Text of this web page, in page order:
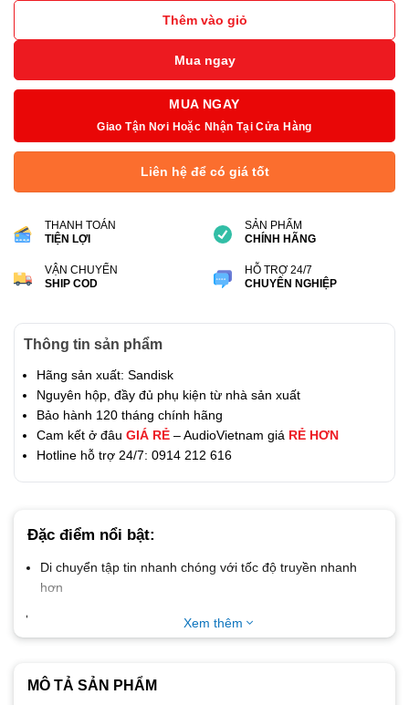
Thêm vào giỏ
Mua ngay
MUA NGAY
Giao Tận Nơi Hoặc Nhận Tại Cửa Hàng
Liên hệ để có giá tốt
THANH TOÁN
TIỆN LỢI
SẢN PHẨM
CHÍNH HÃNG
VẬN CHUYỂN
SHIP COD
HỖ TRỢ 24/7
CHUYÊN NGHIỆP
Thông tin sản phẩm
Hãng sản xuất: Sandisk
Nguyên hộp, đầy đủ phụ kiện từ nhà sản xuất
Bảo hành 120 tháng chính hãng
Cam kết ở đâu GIÁ RẺ – AudioVietnam giá RẺ HƠN
Hotline hỗ trợ 24/7: 0914 212 616
Đặc điểm nổi bật:
Di chuyển tập tin nhanh chóng với tốc độ truyền nhanh
hơn
Ổ đĩa dung lượng cao chứa được các tập tin lớn
Phần mềm SanDisk SecureAccess™ giữ các tập tin ở chế
Xem thêm
MÔ TẢ SẢN PHẨM